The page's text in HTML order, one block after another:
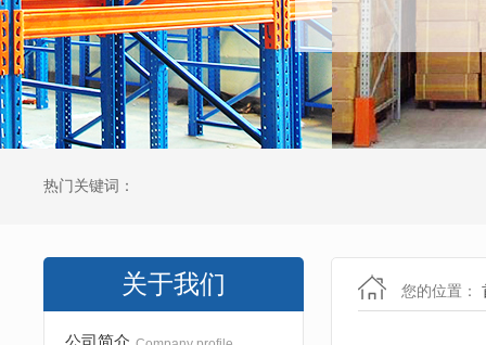
热门关键词：
关于我们 您的位置：